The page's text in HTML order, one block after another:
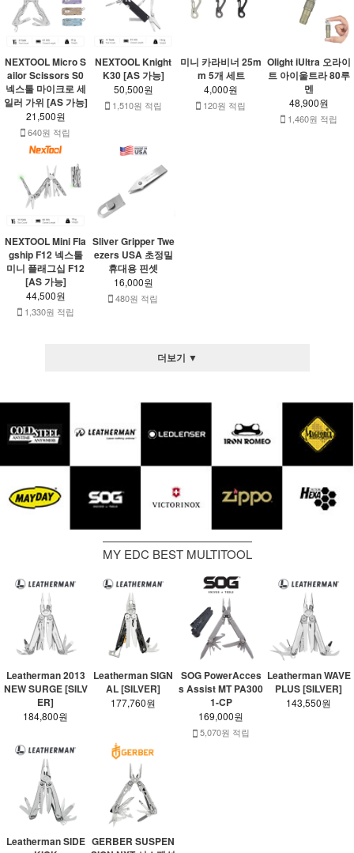
NEXTOOL Micro S
ailor Scissors S0
넥스툴 마이크로 세
일러 가위 [AS 가능]
21,500원
640원 적립
NEXTOOL Knight
K30 [AS 가능]
50,500원
1,510원 적립
미니 카라비너 25m
m 5개 세트
4,000원
120원 적립
Olight iUltra 오라이
트 아이울트라 80루
멘
48,900원
1,460원 적립
NEXTOOL Mini Fla
gship F12 넥스툴
미니 플래그십 F12
[AS 가능]
44,500원
1,330원 적립
Sliver Gripper Twe
ezers USA 초정밀
휴대용 핀셋
16,000원
480원 적립
더보기 ▼
MY EDC BEST MULTITOOL
Leatherman 2013
NEW SURGE [SILV
ER]
184,800원
Leatherman SIGN
AL [SILVER]
177,760원
SOG PowerAcces
s Assist MT PA300
1-CP
169,000원
5,070원 적립
Leatherman WAVE
PLUS [SILVER]
143,550원
Leatherman SIDE GERBER SUSPEN